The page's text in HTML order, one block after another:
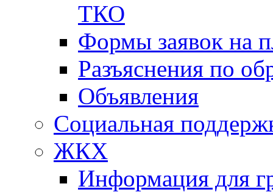
ТКО
Формы заявок на
Разъяснения по
Объявления
Социальная
ЖКХ
Информация для